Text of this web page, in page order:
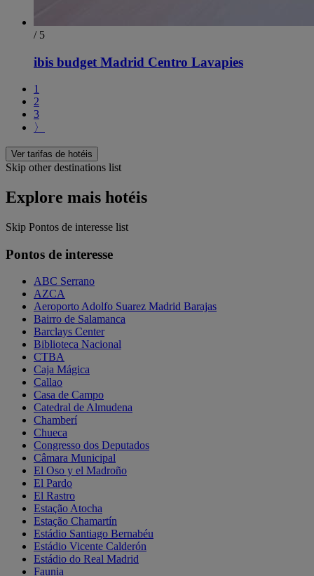
/ 5
ibis budget Madrid Centro Lavapies
1
2
3
〉
Ver tarifas de hotéis
Skip other destinations list
Explore mais hotéis
Skip Pontos de interesse list
Pontos de interesse
ABC Serrano
AZCA
Aeroporto Adolfo Suarez Madrid Barajas
Bairro de Salamanca
Barclays Center
Biblioteca Nacional
CTBA
Caja Mágica
Callao
Casa de Campo
Catedral de Almudena
Chamberí
Chueca
Congresso dos Deputados
Câmara Municipal
El Oso y el Madroño
El Pardo
El Rastro
Estação Atocha
Estação Chamartín
Estádio Santiago Bernabéu
Estádio Vicente Calderón
Estádio do Real Madrid
Faunia